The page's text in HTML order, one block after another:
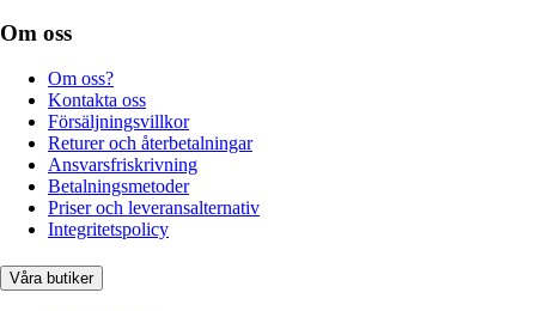
Om oss
Om oss?
Kontakta oss
Försäljningsvillkor
Returer och återbetalningar
Ansvarsfriskrivning
Betalningsmetoder
Priser och leveransalternativ
Integritetspolicy
Våra butiker